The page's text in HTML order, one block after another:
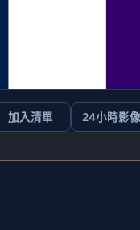
加入清單 24小時影